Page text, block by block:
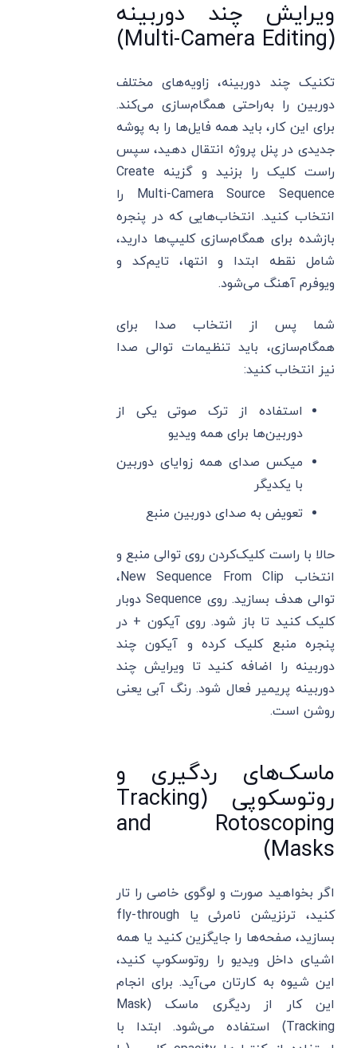
ویرایش چند دوربینه
(Multi-Camera Editing)
تکنیک چند دوربینه، زاویه‌های مختلف
دوربین را به‌راحتی همگام‌سازی می‌کند.
برای این کار، باید همه فایل‌ها را به پوشه
جدیدی در پنل پروژه انتقال دهید، سپس
راست کلیک را بزنید و گزینه Create
Multi-Camera Source Sequence را
انتخاب کنید. انتخاب‌هایی که در پنجره
بازشده برای همگام‌سازی کلیپ‌ها دارید،
شامل نقطه ابتدا و انتها، تایم‌کد و
ویوفرم آهنگ می‌شود.
شما پس از انتخاب صدا برای
همگام‌سازی، باید تنظیمات توالی صدا
نیز انتخاب کنید:
استفاده از ترک صوتی یکی از
دوربین‌ها برای همه ویدیو
میکس صدای همه زوایای دوربین
با یکدیگر
تعویض به صدای دوربین منبع
حالا با راست کلیک‌کردن روی توالی منبع و
انتخاب New Sequence From Clip،
توالی هدف بسازید. روی Sequence دوبار
کلیک کنید تا باز شود. روی آیکون + در
پنجره منبع کلیک کرده و آیکون چند
دوربینه را اضافه کنید تا ویرایش چند
دوربینه پریمیر فعال شود. رنگ آبی یعنی
روشن است.
ماسک‌های ردگیری و
روتوسکوپی (Tracking
and Rotoscoping
Masks)
اگر بخواهید صورت‌ و لوگوی خاصی را تار
کنید، ترنزیشن نامرئی یا fly-through
بسازید، صفحه‌‌ها را جایگزین کنید یا همه
اشیای داخل ویدیو را روتوسکوپ کنید،
این شیوه به کارتان می‌آید. برای انجام
این کار از ردیگری ماسک (Mask
Tracking) استفاده می‌شود. ابتدا با